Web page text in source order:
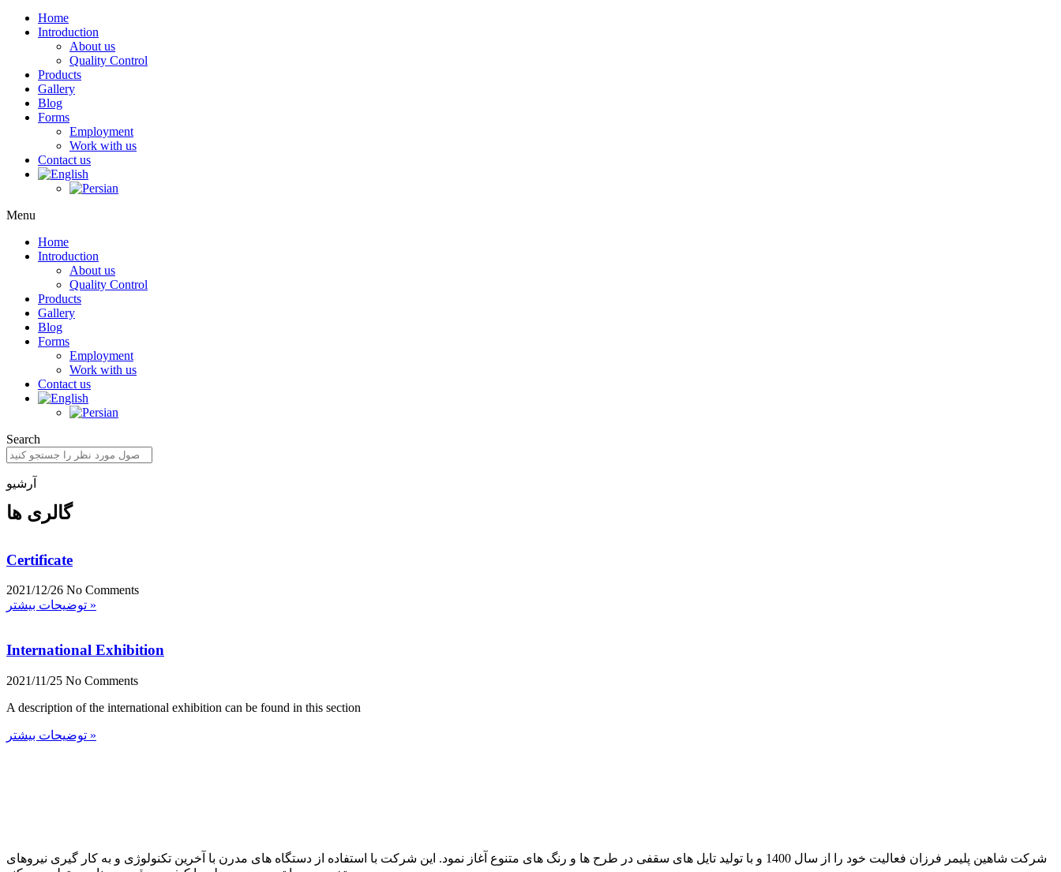
Home
Introduction
About us
Quality Control
Products
Gallery
Blog
Forms
Employment
Work with us
Contact us
Menu
Home
Introduction
About us
Quality Control
Products
Gallery
Blog
Forms
Employment
Work with us
Contact us
Search
آرشیو
گالری ها
Certificate
2021/12/26 No Comments
توضیحات بیشتر »
International Exhibition
2021/11/25 No Comments
A description of the international exhibition can be found in this section
توضیحات بیشتر »
شرکت شاهین پلیمر فرزان فعالیت خود را از سال 1400 و با تولید تایل های سقفی در طرح ها و رنگ های متنوع آغاز نمود. این شرکت با استفاده از دستگاه های مدرن با آخرین تکنولوژی و به کار گیری نیروهای